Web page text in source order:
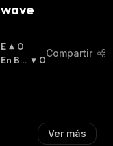
wave
E
N
0
En Baj
0
Compartir
Ver más